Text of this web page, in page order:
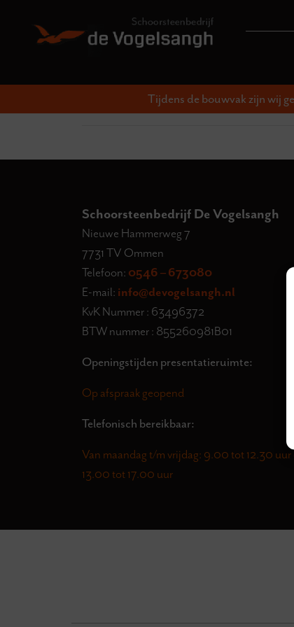
Tijdens de bouwvak zijn wij
Schoorsteenbedrijf De Vogelsangh
Nieuwe Hammerweg 7
7731 TV Ommen
Telefoon: 0546 – 673080
E-mail: info@devogelsangh.nl
KvK Nummer : 63496372
BTW nummer : 855260981B01
Openingstijden presentatieruimte:
Op afspraak geopend
Telefonisch bereikbaar:
Van maandag t/m vrijdag: 9.00 tot 12.30 uur
13.00 tot 17.00 uur